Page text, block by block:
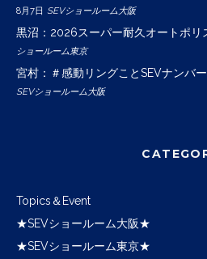
8月7日 SEVショールーム大阪
黒沼：2026スーパー耐久オートポ
ショールーム東京
宮村：＃感動リングことSEVナンバ
SEVショールーム大阪
Topics＆Event
★SEVショールーム大阪★
★SEVショールーム東京★